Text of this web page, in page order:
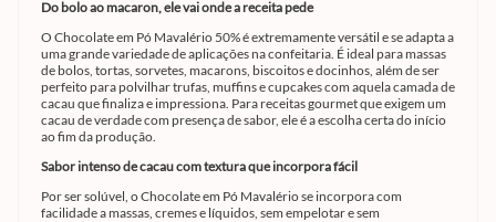
Do bolo ao macaron, ele vai onde a receita pede
O Chocolate em Pó Mavalério 50% é extremamente versátil e se adapta a
uma grande variedade de aplicações na confeitaria. É ideal para massas
de bolos, tortas, sorvetes, macarons, biscoitos e docinhos, além de ser
perfeito para polvilhar trufas, muffins e cupcakes com aquela camada de
cacau que finaliza e impressiona. Para receitas gourmet que exigem um
cacau de verdade com presença de sabor, ele é a escolha certa do início
ao fim da produção.
Sabor intenso de cacau com textura que incorpora fácil
Por ser solúvel, o Chocolate em Pó Mavalério se incorpora com
facilidade a massas, cremes e líquidos, sem empelotar e sem